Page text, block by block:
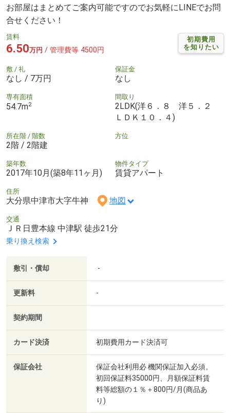
お部屋はまとめてご案内可能ですのでお気軽にLINEでお問
合せください！
初期費用
を知りたい
賃料
6.50万円 / 管理費等 4500円
敷 / 礼
なし / 7万円
保証金
なし
専有面積
54.7m2
間取り
2LDK(洋６．８ 洋５．２
ＬＤＫ１０．４)
所在階 / 階数
2階 / 2階建
方位
築年数
2017年10月(築8年11ヶ月)
物件タイプ
賃貸アパート
住所
大分県中津市大字牛神 地図
交通
ＪＲ日豊本線 中津駅 徒歩21分
乗り換え検索
敷引・償却 -
更新料 -
契約期間
カード決済 初期費用カード決済可
保証会社
保証会社利用必 機関保証加入必須。
初回保証料35000円、月額保証料賃
料等総額の１％＋800円/月(商品あ
り)